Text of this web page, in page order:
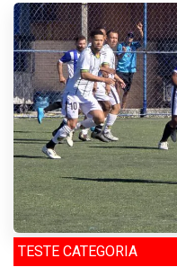
TESTE CATEGORIA